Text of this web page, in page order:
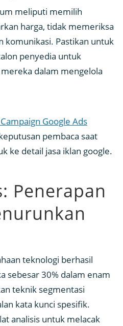
meliputi memilih
harga, tidak memeriksa
komunikasi. Pastikan untuk
penyedia untuk
dalam mengelola
Google Ads
pembaca saat
ke detail jasa iklan google.
Penerapan
teknologi berhasil
sebesar 30% dalam enam
teknik segmentasi
kata kunci spesifik.
analisis untuk melacak